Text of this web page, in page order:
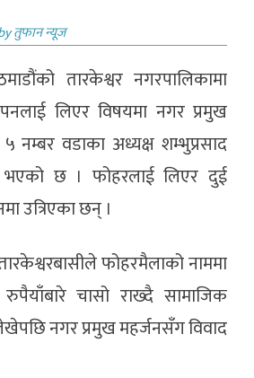
तुफान न्यूज
तारकेश्वर नगरपालिकामा
लिएर विषयमा नगर प्रमुख
नम्बर वडाका अध्यक्ष शम्भुप्रसाद
भएको छ । फोहरलाई लिएर दुई
उत्रिएका छन् ।
फोहरमैलाको नाममा
चासो राख्दै सामाजिक
नगर प्रमुख महर्जनसँग विवाद